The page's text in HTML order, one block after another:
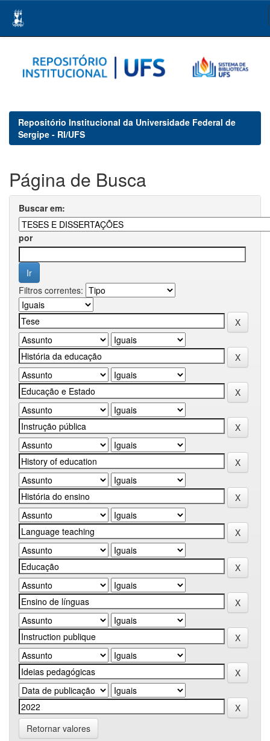
navigation
Repositório Institucional da Universidade Federal de
Sergipe - RI/UFS
Página de Busca
Buscar em:
por
Filtros correntes:
Retornar valores